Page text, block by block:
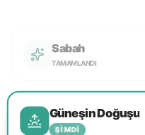
Sabah
TAMAMLANDI
Güneşin Doğuşu
ŞIMDI